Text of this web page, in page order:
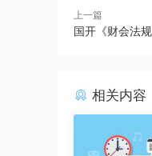
上一篇
国开《财会法
相关内容